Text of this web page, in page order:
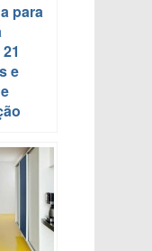
para
e